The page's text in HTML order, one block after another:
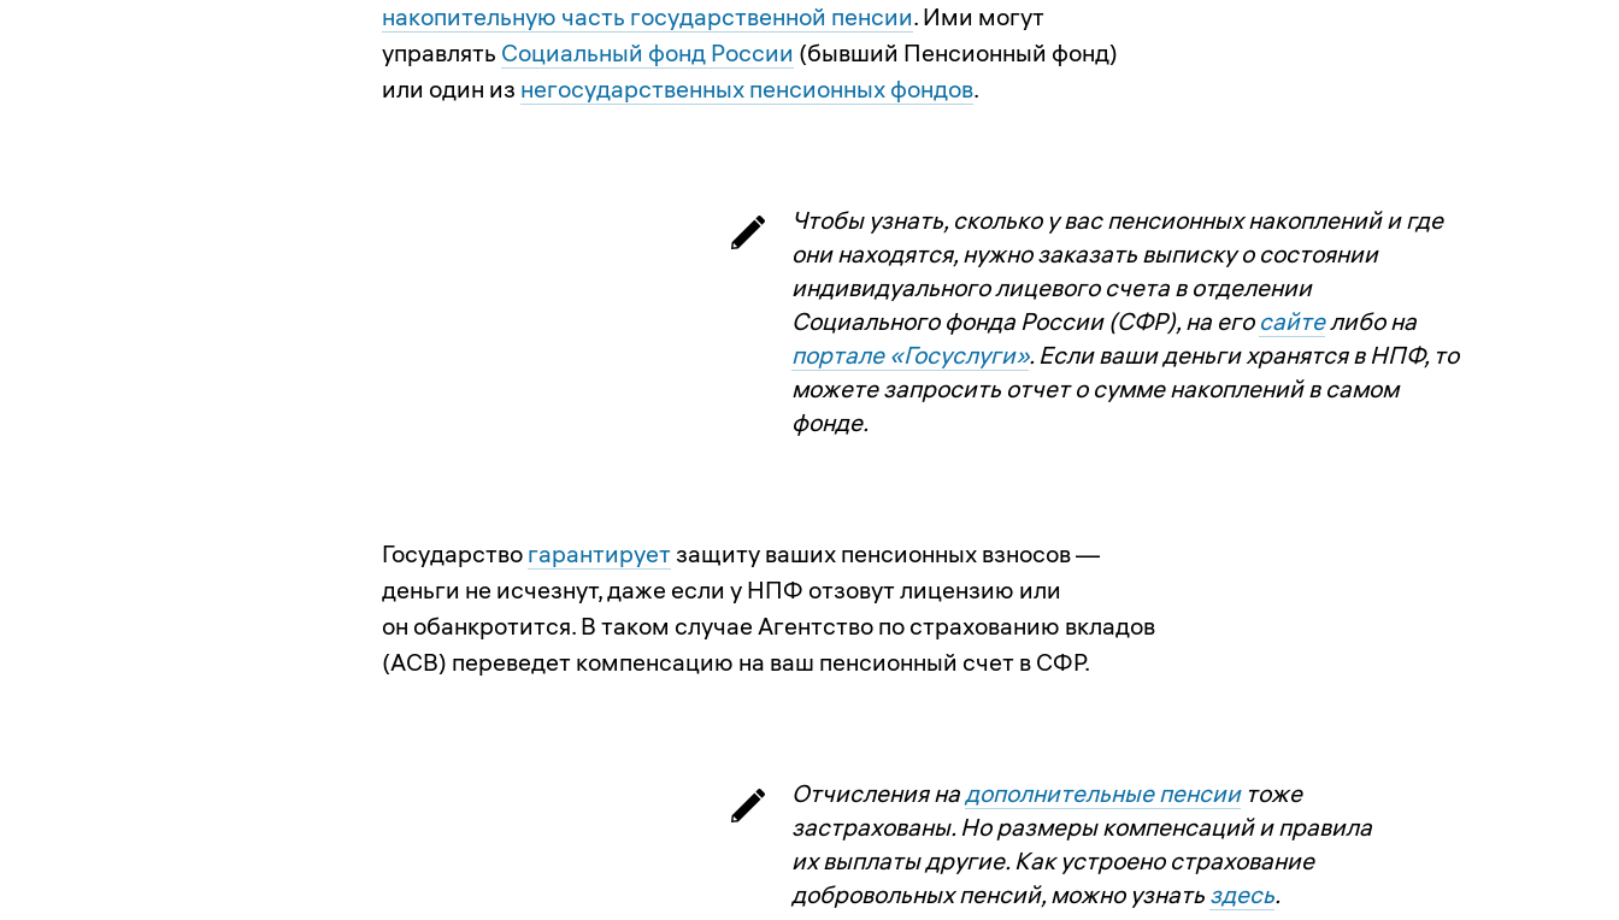
накопительную часть государственной пенсии. Ими могут
управлять Социальный фонд России (бывший Пенсионный фонд)
или один из негосударственных пенсионных фондов.
Чтобы узнать, сколько у вас пенсионных накоплений и где
они находятся, нужно заказать выписку о состоянии
индивидуального лицевого счета в отделении
Социального фонда России (СФР), на его сайтелибо на
портале «Госуслуги». Если ваши деньги хранятся в НПФ, то
можете запросить отчет о сумме накоплений в самом
фонде.
Государство гарантирует защиту ваших пенсионных взносов —
деньги не исчезнут, даже если у НПФ отзовут лицензию или
он обанкротится. В таком случае Агентство по страхованию вкладов
(АСВ) переведет компенсацию на ваш пенсионный счет в СФР.
Отчисления надополнительные пенсиитоже
застрахованы. Но размеры компенсаций и правила
их выплаты другие. Как устроено страхование
добровольных пенсий, можно узнать здесь.